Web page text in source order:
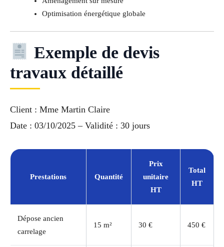
Optimisation énergétique globale
Exemple de devis
travaux détaillé
Client : Mme Martin Claire
Date : 03/10/2025 – Validité : 30 jours
Prestations Quantité
Prix
unitaire
HT
Total
HT
Dépose ancien
carrelage
15 m² 30 € 450 €